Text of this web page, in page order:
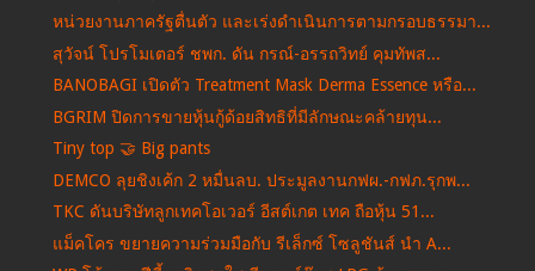
หน่วยงานภาครัฐตื่นตัว และเร่งดำเนินการตามกรอบธรรมา...
สุวัจน์ โปรโมเตอร์ ชพก. ดัน กรณ์-อรรถวิทย์ คุมทัพส...
BANOBAGI เปิดตัว Treatment Mask Derma Essence หรือ...
BGRIM ปิดการขายหุ้นกู้ด้อยสิทธิที่มีลักษณะคล้ายทุน...
Tiny top 🤝 Big pants
DEMCO ลุยชิงเค้ก 2 หมื่นลบ. ประมูลงานกฟผ.-กฟภ.รุกพ...
TKC ดันบริษัทลูกเทคโอเวอร์ อีสต์เกต เทค ถือหุ้น 51...
แม็คโคร ขยายความร่วมมือกับ รีเล็กซ์ โซลูชันส์ นำ A...